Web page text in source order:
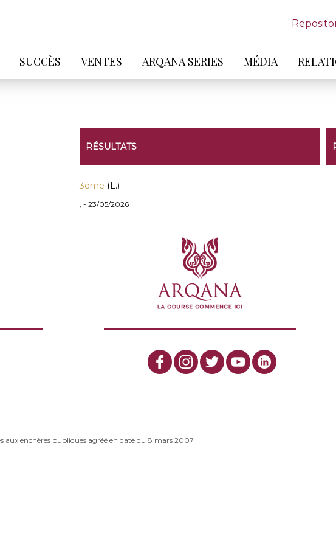
SUCCÈS VENTES ARQANA SERIES MÉDIA
RÉSULTATS
3ème (L.)
, - 23/05/2026
aux enchères publiques agréé en date du 8 mars 2007